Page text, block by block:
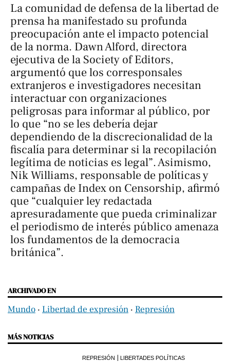
La comunidad de defensa de la libertad de
prensa ha manifestado su profunda
preocupación ante el impacto potencial
de la norma. Dawn Alford, directora
ejecutiva de la Society of Editors,
argumentó que los corresponsales
extranjeros e investigadores necesitan
interactuar con organizaciones
peligrosas para informar al público, por
lo que “no se les debería dejar
dependiendo de la discrecionalidad de la
fiscalía para determinar si la recopilación
legítima de noticias es legal”. Asimismo,
Nik Williams, responsable de políticas y
campañas de Index on Censorship, afirmó
que “cualquier ley redactada
apresuradamente que pueda criminalizar
el periodismo de interés público amenaza
los fundamentos de la democracia
británica”.
ARCHIVADO EN
Mundo ‧ Libertad de expresión ‧ Represión
MÁS NOTICIAS
REPRESIÓN LIBERTADES POLÍTICAS